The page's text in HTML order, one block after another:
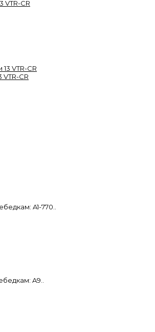
VTR-CR
CR
A1-770..
A9..